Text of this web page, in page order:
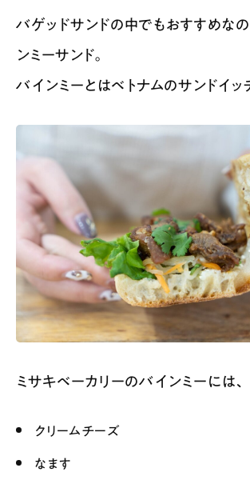
バゲッドサンドの中でもおすすめな
ンミーサンド。
バインミーとはベトナムのサンドイッ
ミサキベーカリーのバインミーには、
クリームチーズ
なます